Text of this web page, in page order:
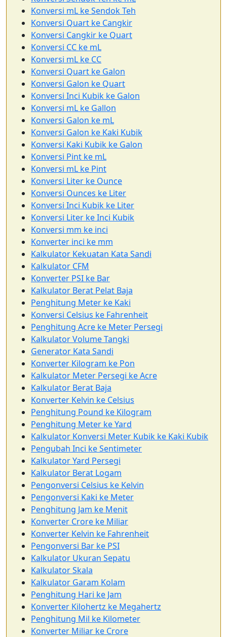
Konversi mL ke Sendok Teh
Konversi Quart ke Cangkir
Konversi Cangkir ke Quart
Konversi CC ke mL
Konversi mL ke CC
Konversi Quart ke Galon
Konversi Galon ke Quart
Konversi Inci Kubik ke Galon
Konversi mL ke Gallon
Konversi Galon ke mL
Konversi Galon ke Kaki Kubik
Konversi Kaki Kubik ke Galon
Konversi Pint ke mL
Konversi mL ke Pint
Konversi Liter ke Ounce
Konversi Ounces ke Liter
Konversi Inci Kubik ke Liter
Konversi Liter ke Inci Kubik
Konversi mm ke inci
Konverter inci ke mm
Kalkulator Kekuatan Kata Sandi
Kalkulator CFM
Konverter PSI ke Bar
Kalkulator Berat Pelat Baja
Penghitung Meter ke Kaki
Konversi Celsius ke Fahrenheit
Penghitung Acre ke Meter Persegi
Kalkulator Volume Tangki
Generator Kata Sandi
Konverter Kilogram ke Pon
Kalkulator Meter Persegi ke Acre
Kalkulator Berat Baja
Konverter Kelvin ke Celsius
Penghitung Pound ke Kilogram
Penghitung Meter ke Yard
Kalkulator Konversi Meter Kubik ke Kaki Kubik
Pengubah Inci ke Sentimeter
Kalkulator Yard Persegi
Kalkulator Berat Logam
Pengonversi Celsius ke Kelvin
Pengonversi Kaki ke Meter
Penghitung Jam ke Menit
Konverter Crore ke Miliar
Konverter Kelvin ke Fahrenheit
Pengonversi Bar ke PSI
Kalkulator Ukuran Sepatu
Kalkulator Skala
Kalkulator Garam Kolam
Penghitung Hari ke Jam
Konverter Kilohertz ke Megahertz
Penghitung Mil ke Kilometer
Konverter Miliar ke Crore